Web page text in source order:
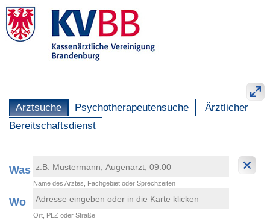
Arztsuche Psychotherapeutensuche
Ärztlicher
Bereitschaftsdienst
Was
Name des Arztes, Fachgebiet oder Sprechzeiten
Wo
Ort, PLZ oder Straße